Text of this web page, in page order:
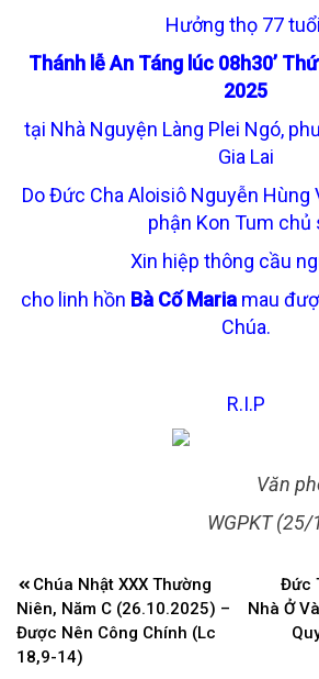
Hưởng thọ 77
Thánh lễ An Táng lúc 08h30’
2025
tại Nhà Nguyện Làng Plei Ngó,
Gia Lai
Do Đức Cha Aloisiô Nguyễn Hùng
phận Kon Tum chủ
Xin hiệp thông cầu
cho linh hồn Bà Cố Maria mau
Chúa.
R.I.P
Văn
WGPKT
Điều
hướng
bài
viết
Chúa Nhật XXX Thường
Niên, Năm C (26.10.2025) –
Được Nên Công Chính (Lc
18,9-14)
Đức
Nhà Ở